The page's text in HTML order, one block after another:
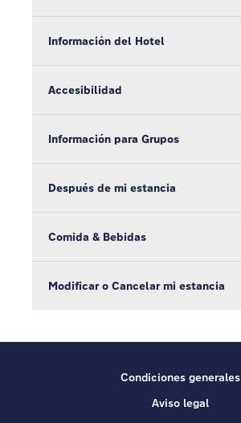
Información del Hotel
Accesibilidad
Información para Grupos
Después de mi estancia
Comida & Bebidas
Modificar o Cancelar mi estancia
Condiciones generales
Aviso legal